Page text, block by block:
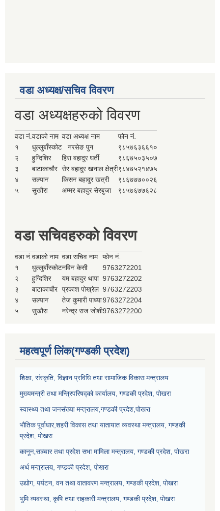
वडा अध्यक्ष/सचिव विवरण
वडा अध्यक्षहरुको विवरण
वडा नं. वडाको नाम वडा अध्यक्ष नाम
फोन नं.
१
धुल्लुबाँस्कोट नरसेङ पुन
९८५७६३६६१०
२
हुग्दिशिर हिरा बहादुर घर्ती
९८६७५०३५०७
३
बाटाकाचौर सेर बहादुर खनाल क्षेत्री९८४७५२१४७५
४
सल्यान किसन बहादुर खत्री
९८६७७७००२६
५
सुखौरा अम्मर बहादुर सेरबुजा ९८५७६७७६२८
वडा सचिवहरुको विवरण
वडा नं. वडाको नाम वडा सचिव नाम
फोन नं.
१
धुल्लुबाँस्कोटनविन केसी
9763272201
२
हुग्दिशिर यम बहादुर थापा 9763272202
३
बाटाकाचौर प्रकाश पोख्रेल 9763272203
४
सल्यान तेज कुमारी पाध्या9763272204
५
सुखौरा नरेन्द्र राज जोशी9763272200
महत्वपूर्ण लिंक(गण्डकी प्रदेश)
शिक्षा, संस्कृति, विज्ञान प्रविधि तथा सामाजिक विकास मन्त्रालय
मुख्यमन्त्री तथा मन्त्रिपरिषद्को कार्यालय, गण्डकी प्रदेश, पोखरा
स्वास्थ्य तथा जनसंख्या मन्त्रालय,गण्डकी प्रदेश,पोखरा
भौतिक पूर्वाधार,शहरी विकास तथा यातायात व्यवस्था मन्त्रालय, गण्डकी
प्रदेश, पोखरा
कानून,सञ्चार तथा प्रदेश सभा मामिला मन्त्रालय, गण्डकी प्रदेश, पोखरा
अर्थ मन्त्रालय, गण्डकी प्रदेश, पोखरा
उद्योग, पर्यटन, वन तथा वातावरण मन्त्रालय, गण्डकी प्रदेश, पोखरा
भुमि व्यवस्था, कृषि तथा सहकारी मन्त्रालय, गण्डकी प्रदेश, पोखरा